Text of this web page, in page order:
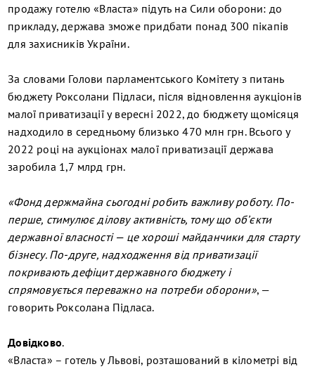
продажу готелю «Власта» підуть на Сили оборони: до
прикладу, держава зможе придбати понад 300 пікапів
для захисників України.
За словами Голови парламентського Комітету з питань
бюджету Роксолани Підласи, після відновлення аукціонів
малої приватизації у вересні 2022, до бюджету щомісяця
надходило в середньому близько 470 млн грн. Всього у
2022 році на аукціонах малої приватизації держава
заробила 1,7 млрд грн.
«Фонд держмайна сьогодні робить важливу роботу. По-
перше, стимулює ділову активність, тому що об’єкти
державної власності — це хороші майданчики для старту
бізнесу. По-друге, надходження від приватизації
покривають дефіцит державного бюджету і
спрямовується переважно на потреби оборони», —
говорить Роксолана Підласа.
Довідково.
«Власта» – готель у Львові, розташований в кілометрі від